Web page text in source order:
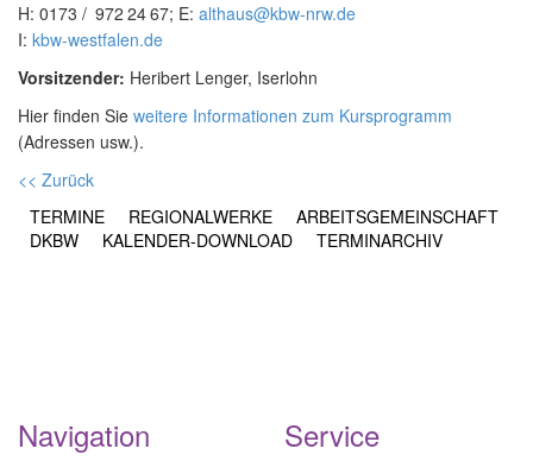
H: 0173 972 2467; E: althaus@kbw-nrw.de
I: kbw-westfalen.de
Vorsitzender: Heribert Lenger, Iserlohn
Hier finden Sie weitere Informationen zum Kursprogramm
(Adressen usw.).
<< Zurück
TERMINE
REGIONALWERKE
ARBEITSGEMEINSCHAFT
DKBW
KALENDER-DOWNLOAD TERMINARCHIV
Navigation Service